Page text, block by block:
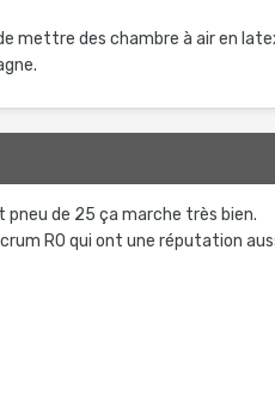
mettre des chambre à air en
de 25 ça marche très bien.
R0 qui ont une réputation